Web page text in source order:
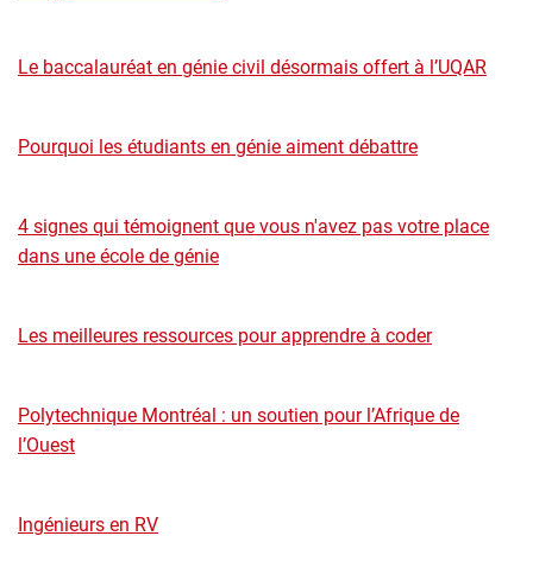
Le baccalauréat en génie civil désormais offert à l’UQAR
Pourquoi les étudiants en génie aiment débattre
4 signes qui témoignent que vous n'avez pas votre place
dans une école de génie
Les meilleures ressources pour apprendre à coder
Polytechnique Montréal : un soutien pour l’Afrique de
l’Ouest
Ingénieurs en RV